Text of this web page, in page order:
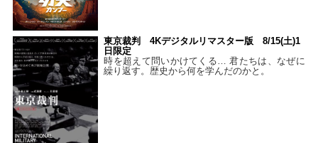
東京裁判 4Kデジタルリマスター版 8/15(土)1
日限定
時を超えて問いかけてくる… 君たちは、なぜに
繰り返す。歴史から何を学んだのかと。